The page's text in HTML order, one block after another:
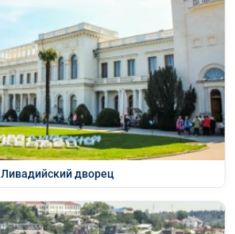
Ливадийский дворец